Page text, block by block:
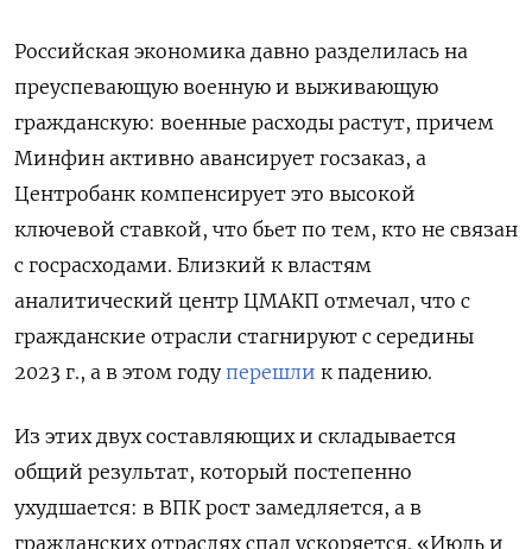
Российская экономика давно разделилась на
преуспевающую военную и выживающую
гражданскую: военные расходы растут, причем
Минфин активно авансирует госзаказ, а
Центробанк компенсирует это высокой
ключевой ставкой, что бьет по тем, кто не связан
с госрасходами. Близкий к властям
аналитический центр ЦМАКП отмечал, что с
гражданские отрасли стагнируют с середины
2023 г., а в этом году перешли к падению.
Из этих двух составляющих и складывается
общий результат, который постепенно
ухудшается: в ВПК рост замедляется, а в
гражданских отраслях спад ускоряется. «Июль и